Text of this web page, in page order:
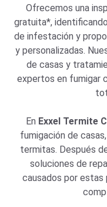
Ofrecemos una
gratuita*,
de infestación y
y personalizadas.
de casas y
expertos en fumigar
En Exxel Termite
fumigación de
termitas. Después
soluciones de
causados por estas